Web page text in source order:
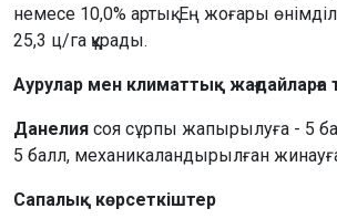
немесе 10,0% артық. Ең жоғары
25,3 ц/га құрады.
Аурулар мен климаттық жағдайларға
Данелия соя сұрпы жапырылуға - 5
5 балл, механикаландырылған
Сапалық көрсеткіштер